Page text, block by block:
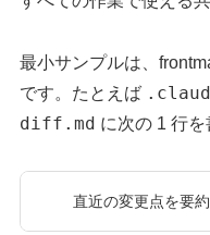
最小サンプルは、
です。たとえば
diff.md に次の 1 行を
直近の変更点を要